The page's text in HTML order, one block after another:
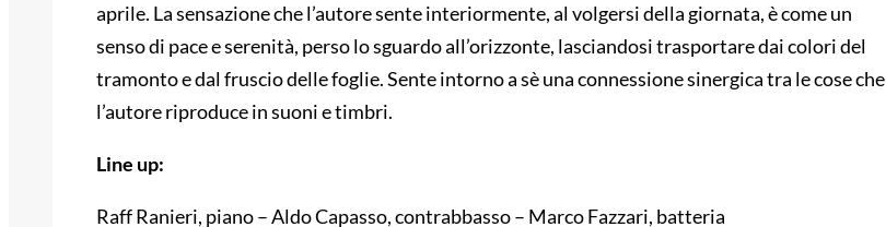
aprile. La sensazione che l’autore sente interiormente, al volgersi della giornata, è come un
senso di pace e serenità, perso lo sguardo all’orizzonte, lasciandosi trasportare dai colori del
tramonto e dal fruscio delle foglie. Sente intorno a sè una connessione sinergica tra le cose che
l’autore riproduce in suoni e timbri.
Line up:
Raff Ranieri, piano – Aldo Capasso, contrabbasso – Marco Fazzari, batteria